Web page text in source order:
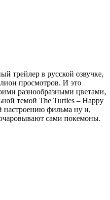
трейлер в русской озвучке,
просмотров. И это
разнообразными цветами,
темой The Turtles – Happy
настроению фильма ну и,
сами покемоны.